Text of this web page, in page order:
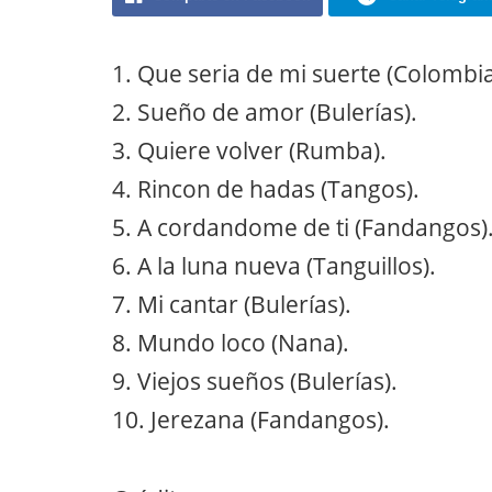
1. Que seria de mi suerte
2. Sueño de amor (Bulerías).
3. Quiere volver (Rumba).
4. Rincon de hadas (Tangos).
5. A cordandome de ti (Fandangos).
6. A la luna nueva (Tanguillos).
7. Mi cantar (Bulerías).
8. Mundo loco (Nana).
9. Viejos sueños (Bulerías).
10. Jerezana (Fandangos).